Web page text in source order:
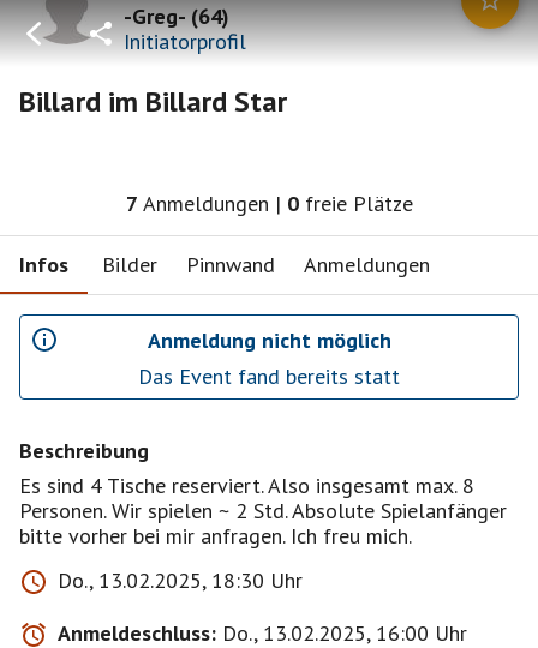
-Greg-(64)
Initiatorprofil
Billard im Billard Star
7 Anmeldungen | 0 freie Plätze
Infos Bilder Pinnwand Anmeldungen
Anmeldung nicht möglich
Das Event fand bereits statt
Beschreibung
Es sind 4 Tische reserviert. Also insgesamt max. 8
Personen. Wir spielen ~ 2 Std. Absolute Spielanfänger
bitte vorher bei mir anfragen. Ich freu mich.
Do., 13.02.2025, 18:30 Uhr
Anmeldeschluss: Do., 13.02.2025, 16:00 Uhr